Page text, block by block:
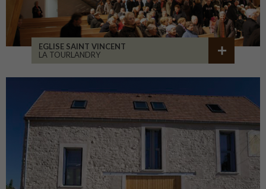
EGLISE SAINT VINCENT
LA TOURLANDRY